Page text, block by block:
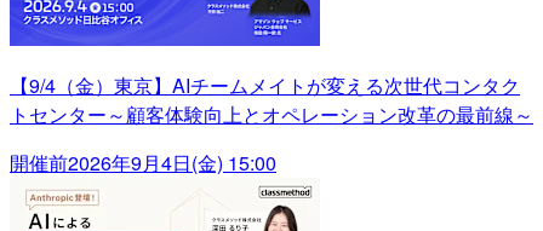
【9/4（金）東京】AIチームメイトが変える次世代コンタク
トセンター～顧客体験向上とオペレーション改革の最前線～
開催前2026年9月4日(金) 15:00